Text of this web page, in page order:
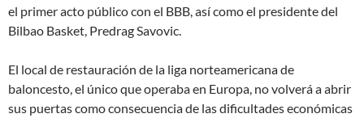
el primer acto público con el BBB, así como el presidente del
Bilbao Basket, Predrag Savovic.
El local de restauración de la liga norteamericana de
baloncesto, el único que operaba en Europa, no volverá a abrir
sus puertas como consecuencia de las dificultades económicas